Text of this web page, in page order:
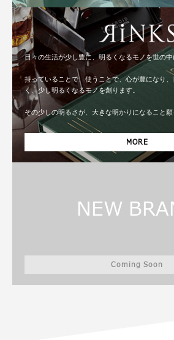
日々の生活が少し豊に、明るくなるモノを世の中
持っていることで、使うことで、心が豊になり
く、少し明るくなるモノを創ります。
その少しの明るさが、大きな明かりになること願
MORE
NEW
Coming Soon